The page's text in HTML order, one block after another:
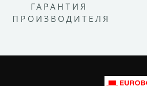
ГАРАНТИЯ
ПРОИЗВОДИТЕЛЯ